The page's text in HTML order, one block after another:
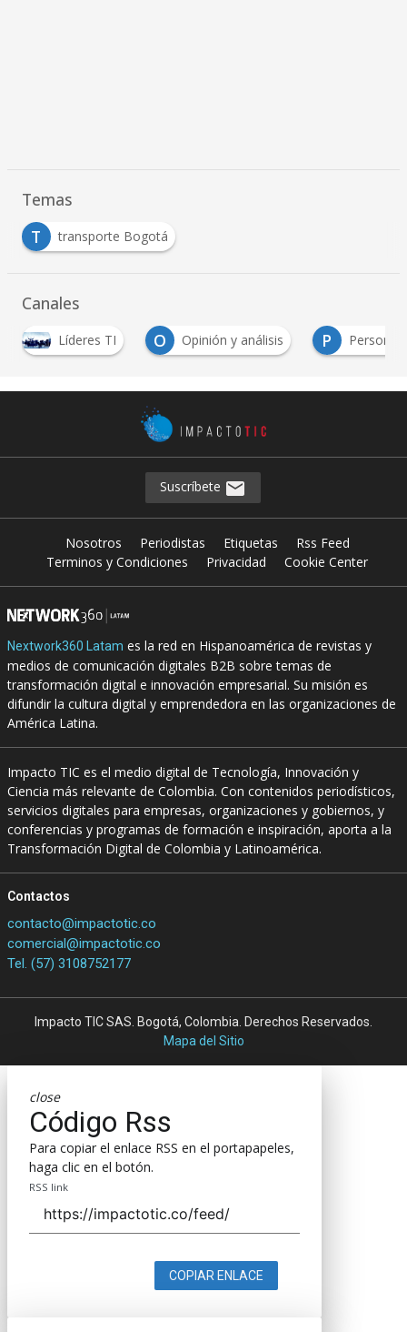
Temas
T
transporte Bogotá
Canales
O
Opinión y análisis P Personas S Sector TI
Suscríbete
Nosotros Periodistas Etiquetas
Rss Feed
Terminos y Condiciones
Privacidad Cookie Center
Nextwork360 Latam es la red en Hispanoamérica de revistas y
medios de comunicación digitales B2B sobre temas de
transformación digital e innovación empresarial. Su misión es
difundir la cultura digital y emprendedora en las organizaciones de
América Latina.
Impacto TIC es el medio digital de Tecnología, Innovación y
Ciencia más relevante de Colombia. Con contenidos periodísticos,
servicios digitales para empresas, organizaciones y gobiernos, y
conferencias y programas de formación e inspiración, aporta a la
Transformación Digital de Colombia y Latinoamérica.
Contactos
contacto@impactotic.co
comercial@impactotic.co
Tel. (57) 3108752177
Impacto TIC SAS. Bogotá, Colombia. Derechos Reservados.
Mapa del Sitio
close
Código Rss
Para copiar el enlace RSS en el portapapeles,
haga clic en el botón.
RSS link
COPIAR ENLACE